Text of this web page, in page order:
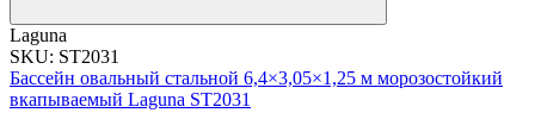
Laguna
SKU: ST2031
Бассейн овальный стальной 6,4×3,05×1,25 м морозостойкий
вкапываемый Laguna ST2031